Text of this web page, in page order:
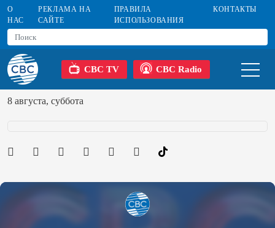
О
НАС
РЕКЛАМА НА
САЙТЕ
ПРАВИЛА
ИСПОЛЬЗОВАНИЯ
КОНТАКТЫ
CBC TV CBC Radio
8 августа, суббота